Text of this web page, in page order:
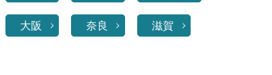
大阪 奈良 滋賀